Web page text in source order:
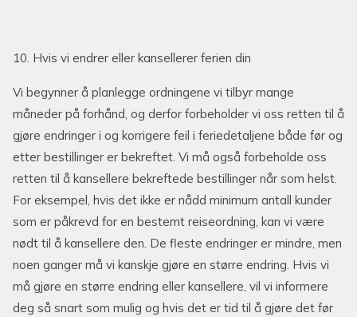
10. Hvis vi endrer eller kansellerer ferien din
Vi begynner å planlegge ordningene vi tilbyr mange
måneder på forhånd, og derfor forbeholder vi oss retten til å
gjøre endringer i og korrigere feil i feriedetaljene både før og
etter bestillinger er bekreftet. Vi må også forbeholde oss
retten til å kansellere bekreftede bestillinger når som helst.
For eksempel, hvis det ikke er nådd minimum antall kunder
som er påkrevd for en bestemt reiseordning, kan vi være
nødt til å kansellere den. De fleste endringer er mindre, men
noen ganger må vi kanskje gjøre en større endring. Hvis vi
må gjøre en større endring eller kansellere, vil vi informere
deg så snart som mulig og hvis det er tid til å gjøre det før